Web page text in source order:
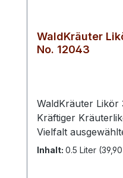
WaldKräuter
No. 12043
WaldKräuter Likör
Kräftiger
Vielfalt
Gewürze. Würzig,
Inhalt: 0.5 Liter